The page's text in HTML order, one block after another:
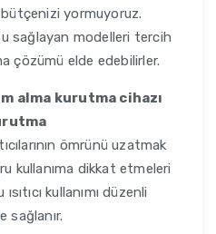
yormuyoruz.
sağlayan modelleri tercih
çözümü elde edebilirler.
alma kurutma cihazı
ömrünü uzatmak
kullanıma dikkat etmeleri
kullanımı düzenli
sağlanır.